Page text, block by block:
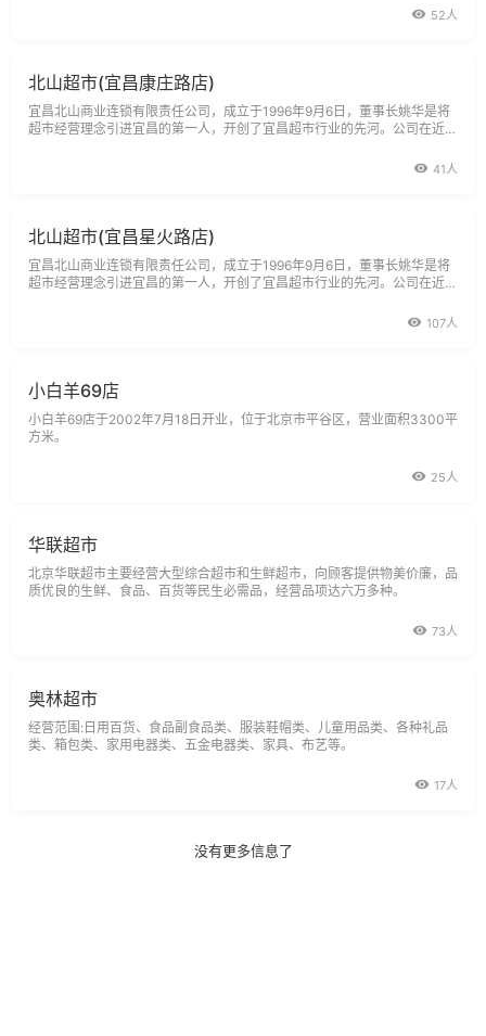
强做大，走出湖北，迈向全国为战略追求，采取综合超市、食品超市、 52人
北山超市(宜昌康庄路店)
宜昌北山商业连锁有限责任公司，成立于1996年9月6日，董事长姚华是将
超市经营理念引进宜昌的第一人，开创了宜昌超市行业的先河。公司在近十
强做大，走出湖北，迈向全国为战略追求，采取综合超市、食品超市、 41人
北山超市(宜昌星火路店)
宜昌北山商业连锁有限责任公司，成立于1996年9月6日，董事长姚华是将
超市经营理念引进宜昌的第一人，开创了宜昌超市行业的先河。公司在近十
强做大，走出湖北，迈向全国为战略追求，采取综合超市、食品超市、107人
小白羊69店
小白羊69店于2002年7月18日开业，位于北京市平谷区，营业面积3300平
方米。
25人
华联超市
北京华联超市主要经营大型综合超市和生鲜超市，向顾客提供物美价廉，品
质优良的生鲜、食品、百货等民生必需品，经营品项达六万多种。
73人
奥林超市
经营范围:日用百货、食品副食品类、服装鞋帽类、儿童用品类、各种礼品
类、箱包类、家用电器类、五金电器类、家具、布艺等。
17人
没有更多信息了